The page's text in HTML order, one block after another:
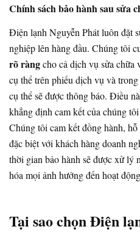
Chính sách bảo hành sau sửa
Điện lạnh Nguyễn Phát luôn đặt
nghiệp lên hàng đầu. Chúng tôi
rõ ràngcho cả dịch vụ sửa
cụ thể trên phiếu dịch vụ và
cụ thể sẽ được thông báo. Điều
khẳng định cam kết của chúng
Chúng tôi cam kết đồng hành,
đặc biệt với khách hàng doanh
thời gian bảo hành sẽ được xử lý
hóa mọi ảnh hưởng đến hoạt
Tại sao chọn Điện